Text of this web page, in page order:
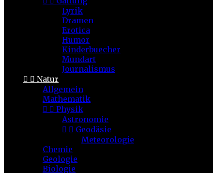
Lyrik
Dramen
Erotica
Humor
Kinderbuecher
Mundart
Journalismus
  Natur
Allgemein
Mathematik
  Physik
Astronomie
  Geodäsie
Meteorologie
Chemie
Geologie
Biologie